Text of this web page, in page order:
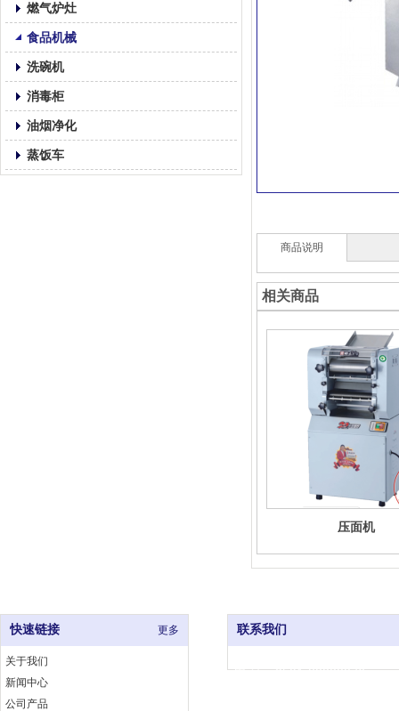
燃气炉灶
食品机械
洗碗机
消毒柜
油烟净化
蒸饭车
商品说明
相关商品
压面机
快速链接 更多
关于我们
新闻中心
公司产品
联系我们
电 话：0591-83333376